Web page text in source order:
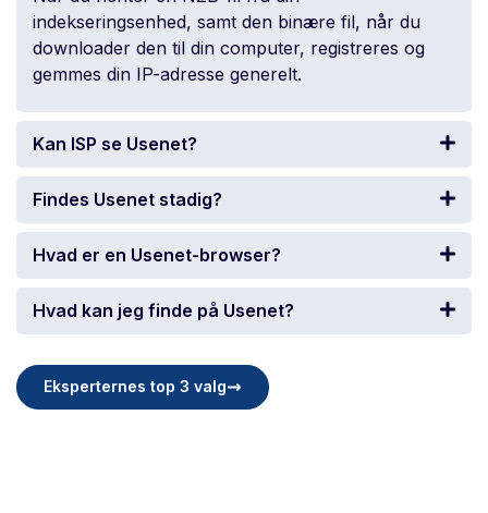
indekseringsenhed, samt den binære fil, når du
downloader den til din computer, registreres og
gemmes din IP-adresse generelt.
Kan ISP se Usenet?
Findes Usenet stadig?
Hvad er en Usenet-browser?
Hvad kan jeg finde på Usenet?
Eksperternes top 3 valg